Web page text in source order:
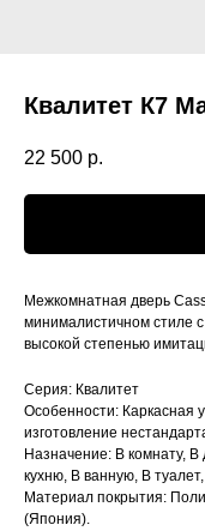
Квалитет К7
22 500 р.
Межкомнатная дверь
минималистичном стиле
высокой степенью
Серия: Квалитет
Особенности: Каркасная
изготовление
Назначение: В комнату,
кухню, В ванную, В
Материал покрытия:
(Япония).